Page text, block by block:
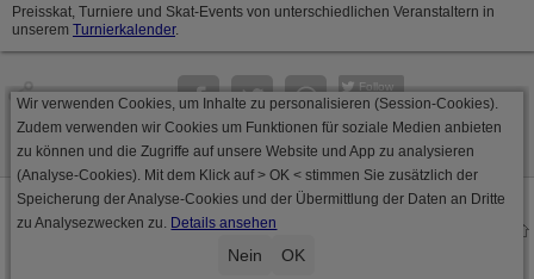
Preisskat, Turniere und Skat-Events von unterschiedlichen Veranstaltern in
unserem Turnierkalender.
Follow
Seite
Datenschutz AGB
Impressum
© 2000 - 2026 skat-spielen.de
· Serverversion: 2026 6.241 · registrierte Spieler: 501.088 ·
Wir verwenden Cookies, um Inhalte zu personalisieren (Session-Cookies).
Zudem verwenden wir Cookies um Funktionen für soziale Medien anbieten
zu können und die Zugriffe auf unsere Website und App zu analysieren
(Analyse-Cookies). Mit dem Klick auf> OK < stimmen Sie zusätzlich der
Speicherung der Analyse-Cookies und der Übermittlung der Daten an Dritte
zu Analysezwecken zu. Details ansehen
Nein OK